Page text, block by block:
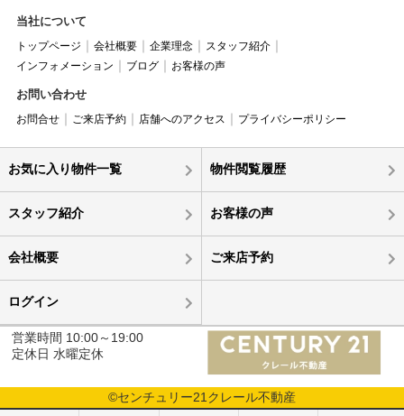
当社について
トップページ 会社概要 企業理念
スタッフ紹介
インフォメーション
ブログ お客様の声
お問い合わせ
お問合せ ご来店予約 店舗へのアクセス プライバシーポリシー
お気に入り物件一覧 物件閲覧履歴
スタッフ紹介 お客様の声
会社概要 ご来店予約
ログイン
営業時間 10:00～19:00
定休日 水曜定休
©センチュリー21クレール不動産